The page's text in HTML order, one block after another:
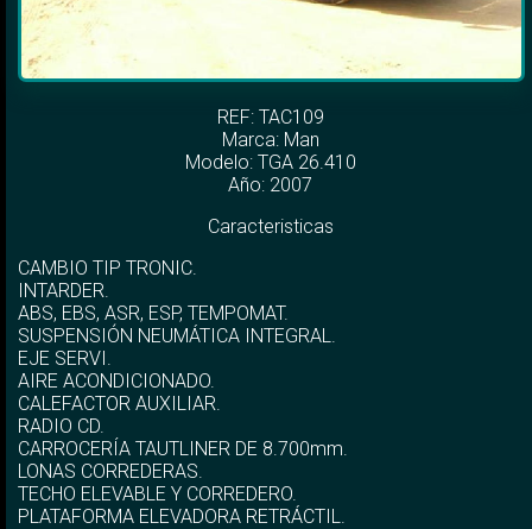
REF: TAC109
Marca: Man
Modelo: TGA 26.410
Año: 2007
Caracteristicas
CAMBIO TIP TRONIC.
INTARDER.
ABS, EBS, ASR, ESP, TEMPOMAT.
SUSPENSIÓN NEUMÁTICA INTEGRAL.
EJE SERVI.
AIRE ACONDICIONADO.
CALEFACTOR AUXILIAR.
RADIO CD.
CARROCERÍA TAUTLINER DE 8.700mm.
LONAS CORREDERAS.
TECHO ELEVABLE Y CORREDERO.
PLATAFORMA ELEVADORA RETRÁCTIL.